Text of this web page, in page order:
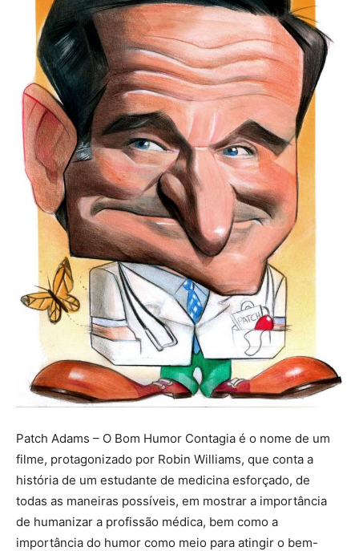
Patch Adams – O Bom Humor Contagia é o nome de um
filme, protagonizado por Robin Williams, que conta a
história de um estudante de medicina esforçado, de
todas as maneiras possíveis, em mostrar a importância
de humanizar a profissão médica, bem como a
importância do humor como meio para atingir o bem-